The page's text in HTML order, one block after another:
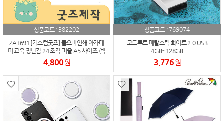
상품코드 : 382202
ZA3691 [커스텀굿즈] 풀오버인쇄 아카데
미 교육 장난감 24 조각 퍼즐 A5 사이즈 (박
스제작가능)
4,800원
상품코드 : 769074
코드루트 메탈스틱 화이트 2.0 USB
4GB~128GB
3,776원